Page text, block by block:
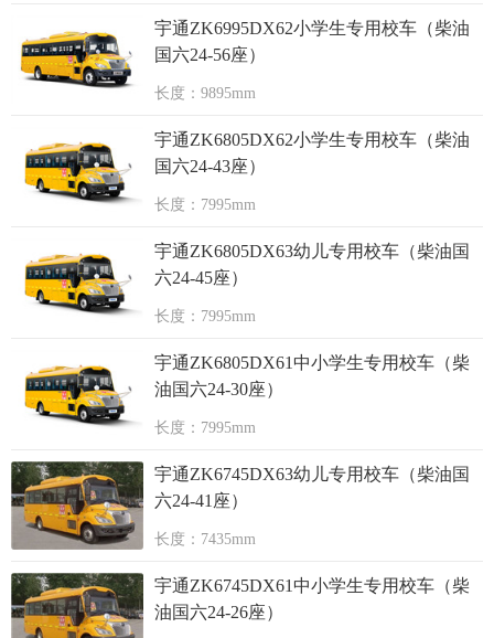
宇通ZK6995DX62小学生专用校车（柴油
国六24-56座）
长度：9895mm
宇通ZK6805DX62小学生专用校车（柴油
国六24-43座）
长度：7995mm
宇通ZK6805DX63幼儿专用校车（柴油国
六24-45座）
长度：7995mm
宇通ZK6805DX61中小学生专用校车（柴
油国六24-30座）
长度：7995mm
宇通ZK6745DX63幼儿专用校车（柴油国
六24-41座）
长度：7435mm
宇通ZK6745DX61中小学生专用校车（柴
油国六24-26座）